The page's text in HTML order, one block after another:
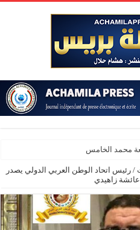
محمد الخامس
/ رئيس اتحاد الوطن العربي الدولي يصدر
عائشة زاهيدي